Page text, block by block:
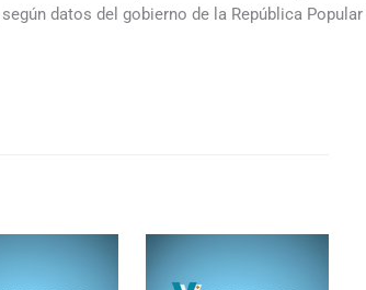
datos del gobierno de la República Popular